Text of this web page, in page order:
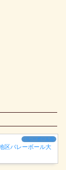
区バレーボール大
バレーボール部